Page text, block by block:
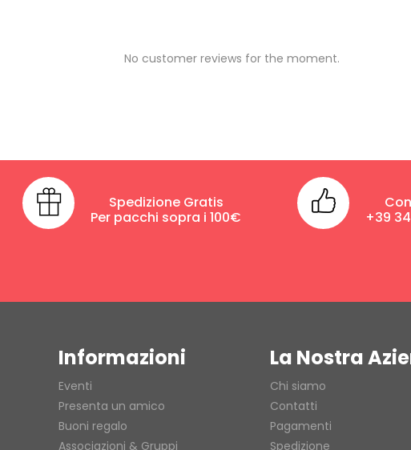
No customer reviews for the moment.
Spedizione Gratis
Per pacchi sopra i 100€
+39
Informazioni
Eventi
Presenta un amico
Buoni regalo
Associazioni & Gruppi
La Nostra
Chi siamo
Contatti
Pagamenti
Spedizione